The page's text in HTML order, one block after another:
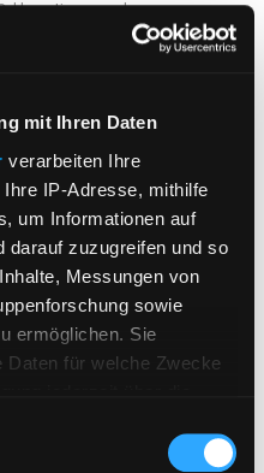
mit Ihren Daten
verarbeiten Ihre
IP-Adresse, mithilfe
um Informationen auf
darauf zuzugreifen und so
Messungen von
sowie
ermöglichen. Sie
Daten für welche Zwecke
Erzeugnis